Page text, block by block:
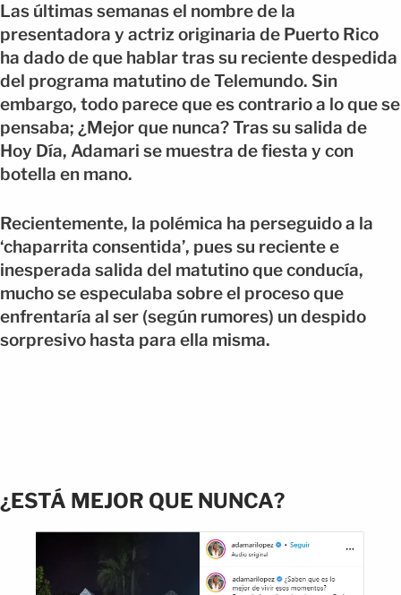
Las últimas semanas el nombre de la
presentadora y actriz originaria de Puerto Rico
ha dado de que hablar tras su reciente despedida
del programa matutino de Telemundo. Sin
embargo, todo parece que es contrario a lo que se
pensaba; ¿Mejor que nunca? Tras su salida de
Hoy Día, Adamari se muestra de fiesta y con
botella en mano.
Recientemente, la polémica ha perseguido a la
‘chaparrita consentida’, pues su reciente e
inesperada salida del matutino que conducía,
mucho se especulaba sobre el proceso que
enfrentaría al ser (según rumores) un despido
sorpresivo hasta para ella misma.
¿ESTÁ MEJOR QUE NUNCA?